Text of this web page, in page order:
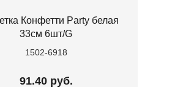
Конфетти Party белая
33см 6шт/G
1502-6918
91.40 руб.